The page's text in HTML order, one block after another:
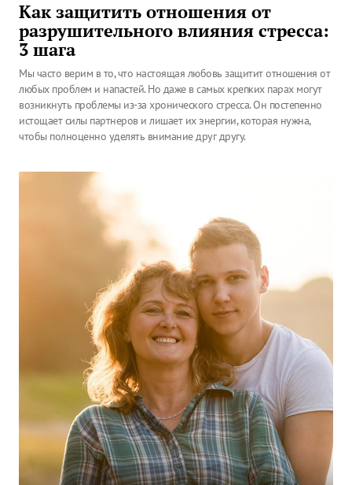
Как защитить отношения от
разрушительного влияния стресса:
3 шага
Мы часто верим в то, что настоящая любовь защитит отношения от
любых проблем и напастей. Но даже в самых крепких парах могут
возникнуть проблемы из-за хронического стресса. Он постепенно
истощает силы партнеров и лишает их энергии, которая нужна,
чтобы полноценно уделять внимание друг другу.